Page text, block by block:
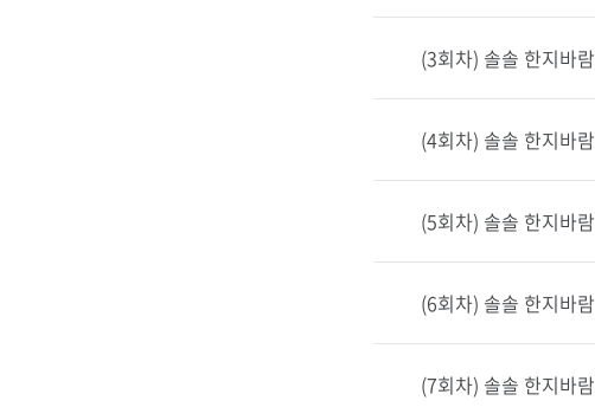
–
명
육
,
일
(3회차) 솔솔 한지바람
(4회차) 솔솔 한지바람
(5회차) 솔솔 한지바람
(6회차) 솔솔 한지바람
(7회차) 솔솔 한지바람